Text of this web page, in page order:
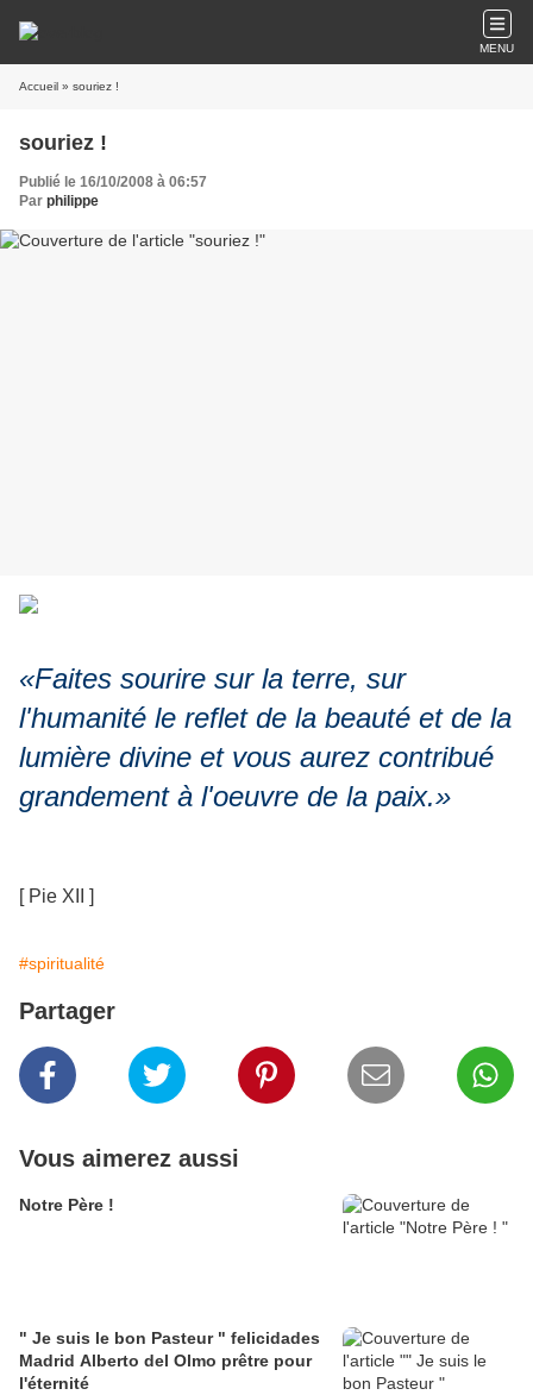
MENU
Accueil » souriez !
souriez !
Publié le 16/10/2008 à 06:57
Par philippe
«Faites sourire sur la terre, sur
l'humanité le reflet de la beauté et de la
lumière divine et vous aurez contribué
grandement à l'oeuvre de la paix.»
[ Pie XII ]
#spiritualité
Partager
Vous aimerez aussi
Notre Père !
" Je suis le bon Pasteur " felicidades
Madrid Alberto del Olmo prêtre pour
l'éternité